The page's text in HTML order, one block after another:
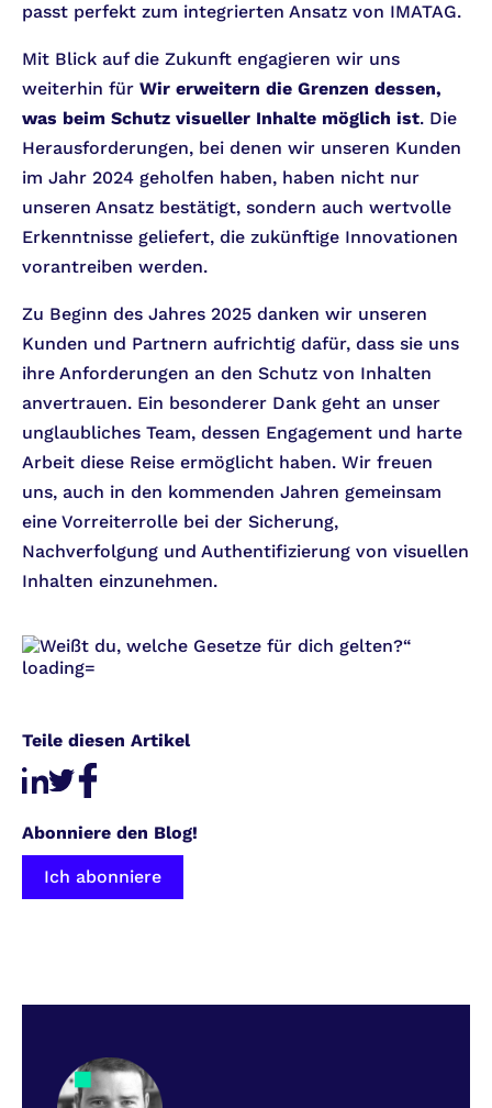
Teile diesen Artikel
Abonniere den Blog!
Ich abonniere
passt perfekt zum integrierten Ansatz von IMATAG.
Mit Blick auf die Zukunft engagieren wir uns
weiterhin für Wir erweitern die Grenzen dessen,
was beim Schutz visueller Inhalte möglich ist. Die
Herausforderungen, bei denen wir unseren Kunden
im Jahr 2024 geholfen haben, haben nicht nur
unseren Ansatz bestätigt, sondern auch wertvolle
Erkenntnisse geliefert, die zukünftige Innovationen
vorantreiben werden.
Zu Beginn des Jahres 2025 danken wir unseren
Kunden und Partnern aufrichtig dafür, dass sie uns
ihre Anforderungen an den Schutz von Inhalten
anvertrauen. Ein besonderer Dank geht an unser
unglaubliches Team, dessen Engagement und harte
Arbeit diese Reise ermöglicht haben. Wir freuen
uns, auch in den kommenden Jahren gemeinsam
eine Vorreiterrolle bei der Sicherung,
Nachverfolgung und Authentifizierung von visuellen
Inhalten einzunehmen.